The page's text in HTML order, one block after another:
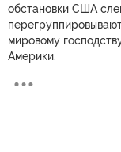
обстановки США
мировому
Америки.